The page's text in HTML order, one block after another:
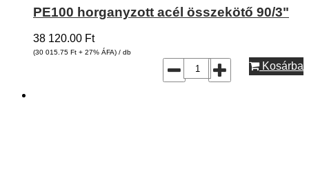
PE100 horganyzott acél összekötő 90/3"
38 120.00 Ft
(30 015.75 Ft + 27% ÁFA) / db
Kosárba